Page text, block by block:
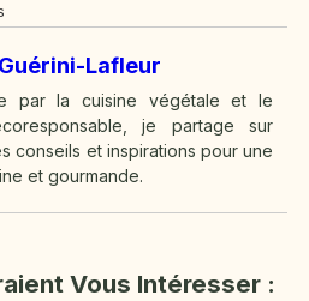
Lafleur
par la cuisine végétale et le
je partage sur
conseils et inspirations pour une
et gourmande.
Vous Intéresser :